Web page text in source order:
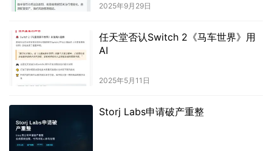
2025年9月29日
任天堂否认Switch 2《马车世界》用
AI
2025年5月11日
Storj Labs申请破产重整